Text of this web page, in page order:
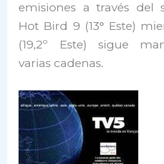
emisiones a través del
Hot Bird 9 (13° Este)
(19,2º Este) sigue
varias cadenas.